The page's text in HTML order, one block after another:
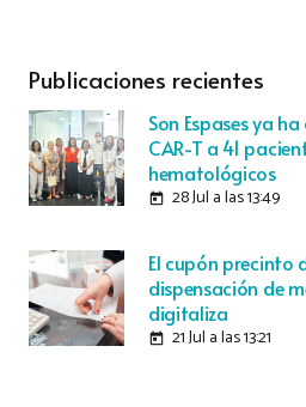
Publicaciones recientes
Son Espases ya
CAR-T a 41
hematológicos
today 28 Jul a las 13:49
El cupón precinto
dispensación de
digitaliza
today 21 Jul a las 13:21